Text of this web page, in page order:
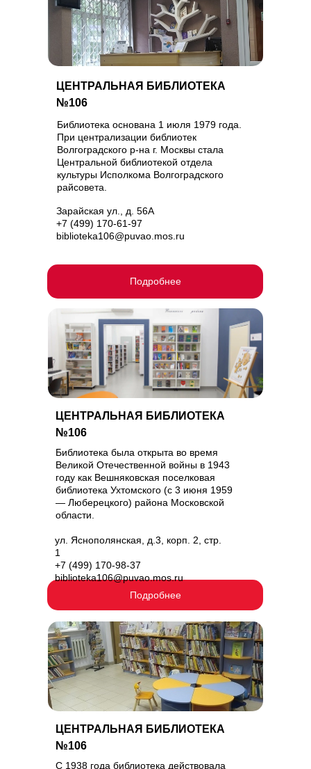
Подробнее
Библиотека основана 1 июля 1979 года.
При централизации библиотек
Волгоградского р-на г. Москвы стала
Центральной библиотекой отдела
культуры Исполкома Волгоградского
райсовета.
ЦЕНТРАЛЬНАЯ БИБЛИОТЕКА
№106
Зарайская ул., д. 56А
+7 (499) 170-61-97
biblioteka106@puvao.mos.ru
Подробнее
Библиотека была открыта во время
Великой Отечественной войны в 1943
году как Вешняковская поселковая
библиотека Ухтомского (с 3 июня 1959
— Люберецкого) района Московской
области.
ЦЕНТРАЛЬНАЯ БИБЛИОТЕКА
№106
ул. Яснополянская, д.3, корп. 2, стр.
1
+7 (499) 170-98-37
biblioteka106@puvao.mos.ru
С 1938 года библиотека действовала
ЦЕНТРАЛЬНАЯ БИБЛИОТЕКА
№106